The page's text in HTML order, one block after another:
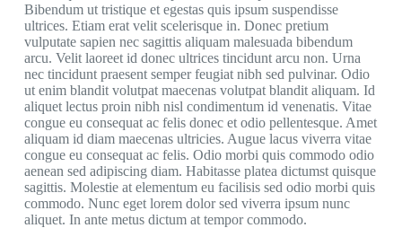
Bibendum ut tristique et egestas quis ipsum suspendisse
ultrices. Etiam erat velit scelerisque in. Donec pretium
vulputate sapien nec sagittis aliquam malesuada bibendum
arcu. Velit laoreet id donec ultrices tincidunt arcu non. Urna
nec tincidunt praesent semper feugiat nibh sed pulvinar. Odio
ut enim blandit volutpat maecenas volutpat blandit aliquam. Id
aliquet lectus proin nibh nisl condimentum id venenatis. Vitae
congue eu consequat ac felis donec et odio pellentesque. Amet
aliquam id diam maecenas ultricies. Augue lacus viverra vitae
congue eu consequat ac felis. Odio morbi quis commodo odio
aenean sed adipiscing diam. Habitasse platea dictumst quisque
sagittis. Molestie at elementum eu facilisis sed odio morbi quis
commodo. Nunc eget lorem dolor sed viverra ipsum nunc
aliquet. In ante metus dictum at tempor commodo.